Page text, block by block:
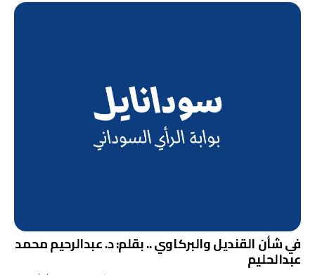
في شأن القنديل والبركاوي .. بقلم: د. عبدالرحيم محمد
عبدالحليم